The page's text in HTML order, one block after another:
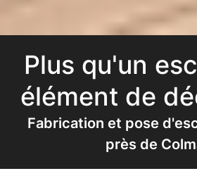
Fabrication et pose
près de
Plus qu'un
élément de